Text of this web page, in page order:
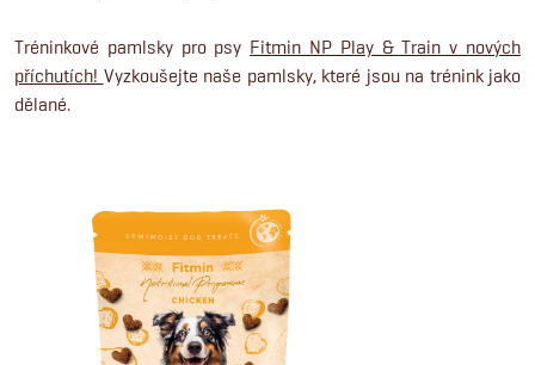
Tréninkové pamlsky pro psy Fitmin NP Play & Train v nových
příchutích! Vyzkoušejte naše pamlsky, které jsou na trénink jako
dělané.